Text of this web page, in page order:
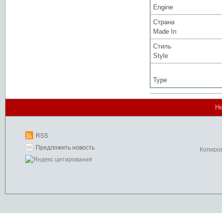
Engine
Страна
Made In
Стиль
Style
Type
RSS
Предложить новость